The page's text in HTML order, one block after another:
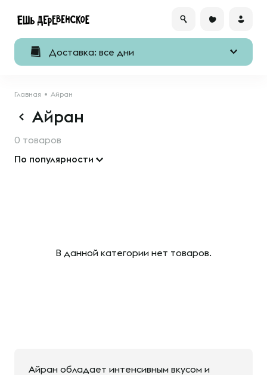
Доставка: все дни
Главная Айран
Айран
0 товаров
По популярности
В данной категории нет товаров.
Айран обладает интенсивным вкусом и